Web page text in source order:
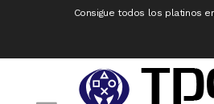
Consigue todos los platinos